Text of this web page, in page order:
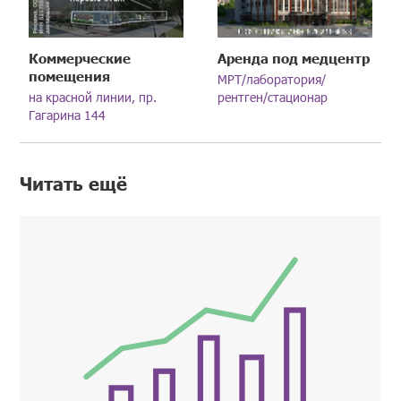
Коммерческие
помещения
на красной линии, пр.
Гагарина 144
Аренда под медцентр
МРТ/лаборатория/
рентген/стационар
Читать ещё